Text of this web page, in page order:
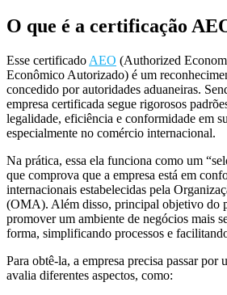
O que é a certificação
Esse certificado AEO (Authorized
Econômico Autorizado) é um
concedido por autoridades aduaneiras.
empresa certificada segue rigorosos
legalidade, eficiência e conformidade em
especialmente no comércio internacional.
Na prática, essa ela funciona como um
que comprova que a empresa está em
internacionais estabelecidas pela
(OMA). Além disso, principal objetivo do
promover um ambiente de negócios mais
forma, simplificando processos e
Para obtê-la, a empresa precisa passar por
avalia diferentes aspectos, como: